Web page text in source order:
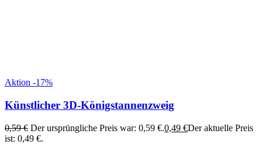
Aktion -17%
Künstlicher 3D-Königstannenzweig
0,59€ Der ursprüngliche Preis war: 0,59 €.0,49 €Der aktuelle Preis
ist: 0,49 €.